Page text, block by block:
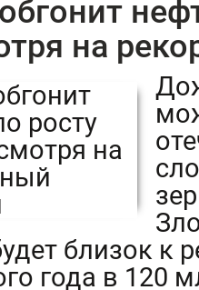
на
близок к
года в 120